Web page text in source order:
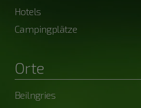
Hotels
Campingplätze
Orte
Beilngries